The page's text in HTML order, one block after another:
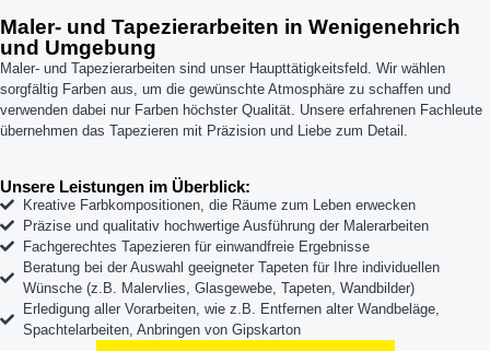
Maler- und Tapezierarbeiten in Wenigenehrich
und Umgebung
Maler- und Tapezierarbeiten sind unser Haupttätigkeitsfeld. Wir wählen
sorgfältig Farben aus, um die gewünschte Atmosphäre zu schaffen und
verwenden dabei nur Farben höchster Qualität. Unsere erfahrenen Fachleute
übernehmen das Tapezieren mit Präzision und Liebe zum Detail.
Unsere Leistungen im Überblick:
Kreative Farbkompositionen, die Räume zum Leben erwecken
Präzise und qualitativ hochwertige Ausführung der Malerarbeiten
Fachgerechtes Tapezieren für einwandfreie Ergebnisse
Beratung bei der Auswahl geeigneter Tapeten für Ihre individuellen
Wünsche (z.B. Malervlies, Glasgewebe, Tapeten, Wandbilder)
Erledigung aller Vorarbeiten, wie z.B. Entfernen alter Wandbeläge,
Spachtelarbeiten, Anbringen von Gipskarton